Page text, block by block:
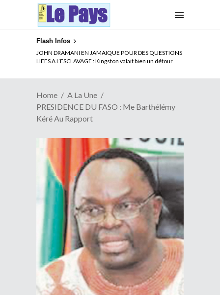
Flash Infos
ELECTION DE TALON A LA TETE DU SENAT BENINOIS :
Quand Patrice quitte le pouvoir sans partir !
Home
A La Une
PRESIDENCE DU FASO : Me Barthélémy
Kéré Au Rapport